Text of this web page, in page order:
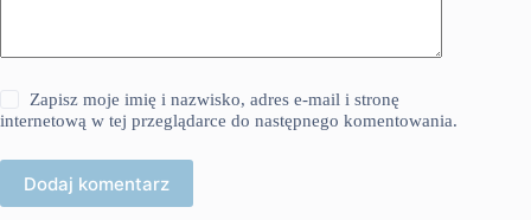
Zapisz moje imię i nazwisko, adres e-mail i stronę
internetową w tej przeglądarce do następnego komentowania.
Dodaj komentarz